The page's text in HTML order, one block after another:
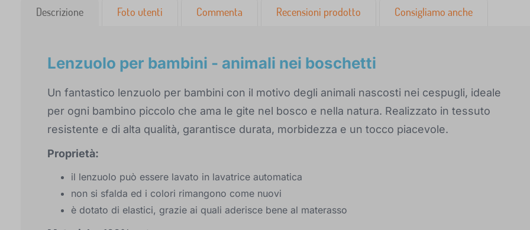
Descrizione Foto utenti Commenta Recensioni prodotto Consigliamo anche
Lenzuolo per bambini - animali nei boschetti
Un fantastico lenzuolo per bambini con il motivo degli animali nascosti nei cespugli, ideale
per ogni bambino piccolo che ama le gite nel bosco e nella natura. Realizzato in tessuto
resistente e di alta qualità, garantisce durata, morbidezza e un tocco piacevole.
Proprietà:
il lenzuolo può essere lavato in lavatrice automatica
non si sfalda ed i colori rimangono come nuovi
è dotato di elastici, grazie ai quali aderisce bene al materasso